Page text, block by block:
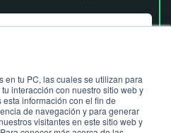
en tu PC, las cuales se utilizan para
interacción con nuestro sitio web y
información con el fin de
de navegación y para generar
visitantes en este sitio web y